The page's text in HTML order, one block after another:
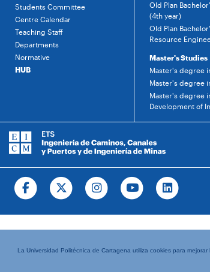
La Universidad Politécnica de Cartagena utiliza cookies para
Students Committee
Centre Calendar
Teaching Staff
Departments
Normative
HUB
Old Plan
(4th year)
Old Plan
Resource
Master's Studies
Master's degree
Master's degree
Master's degree
Development of